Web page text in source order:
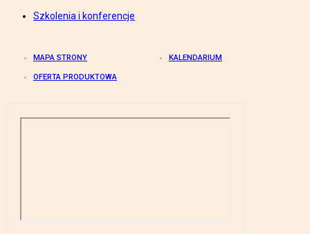
Szkolenia i konferencje
MAPA STRONY KALENDARIUM
OFERTA PRODUKTOWA